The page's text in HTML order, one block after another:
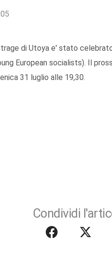
di Utoya e' stato
European socialists). Il
31 luglio alle 19,30.
Condividi